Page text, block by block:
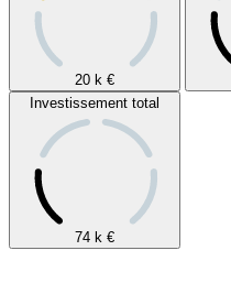
20 k €
Investissement total
74 k €